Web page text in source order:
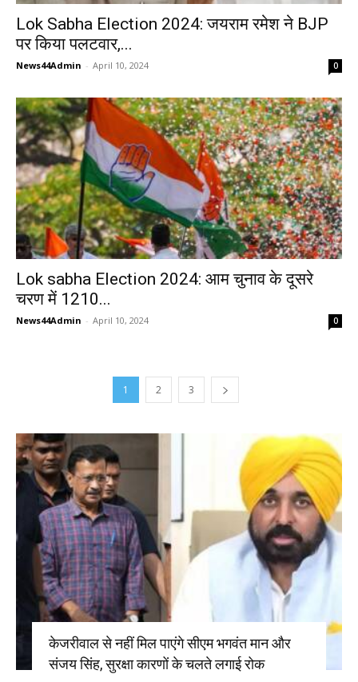
Lok Sabha Election 2024: जयराम रमेश ने BJP
पर किया पलटवार,...
News44Admin - April 10, 2024 0
Lok sabha Election 2024: आम चुनाव के दूसरे
चरण में 1210...
News44Admin - April 10, 2024 0
1 2 3
केजरीवाल से नहीं मिल पाएंगे सीएम भगवंत मान और
संजय सिंह, सुरक्षा कारणों के चलते लगाई रोक